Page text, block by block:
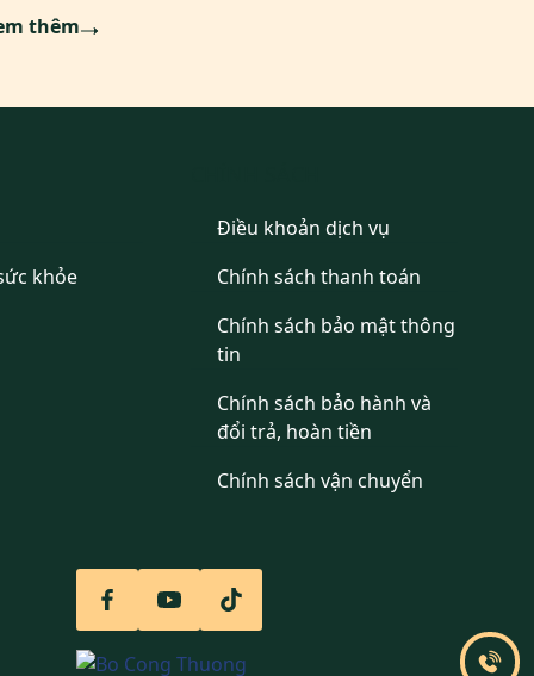
thêm
khỏe
Điều khoản dịch vụ
Chính sách thanh toán
Chính sách bảo mật thông
tin
Chính sách bảo hành và
đổi trả, hoàn tiền
Chính sách vận chuyển